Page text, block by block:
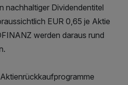
nachhaltiger Dividendentitel
EUR 0,65 je Aktie
werden daraus rund